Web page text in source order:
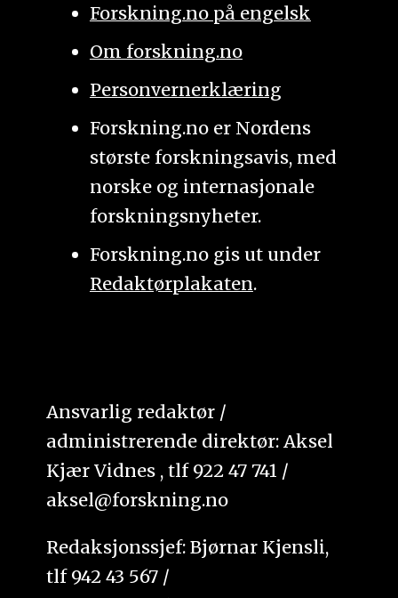
Forskning.no på engelsk
Om forskning.no
Personvernerklæring
Forskning.no er Nordens
største forskningsavis, med
norske og internasjonale
forskningsnyheter.
Forskning.no gis ut under
Redaktørplakaten.
Ansvarlig redaktør /
administrerende direktør: Aksel
Kjær Vidnes , tlf 922 47 741 /
aksel@forskning.no
Redaksjonssjef: Bjørnar Kjensli,
tlf 942 43 567 /